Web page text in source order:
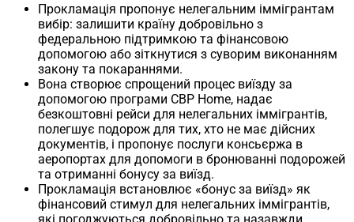
Прокламація пропонує нелегальним іммігрантам
вибір: залишити країну добровільно з
федеральною підтримкою та фінансовою
допомогою або зіткнутися з суворим виконанням
закону та покараннями.
Вона створює спрощений процес виїзду за
допомогою програми CBP Home, надає
безкоштовні рейси для нелегальних іммігрантів,
полегшує подорож для тих, хто не має дійсних
документів, і пропонує послуги консьєржа в
аеропортах для допомоги в бронюванні подорожей
та отриманні бонусу за виїзд.
Прокламація встановлює «бонус за виїзд» як
фінансовий стимул для нелегальних іммігрантів,